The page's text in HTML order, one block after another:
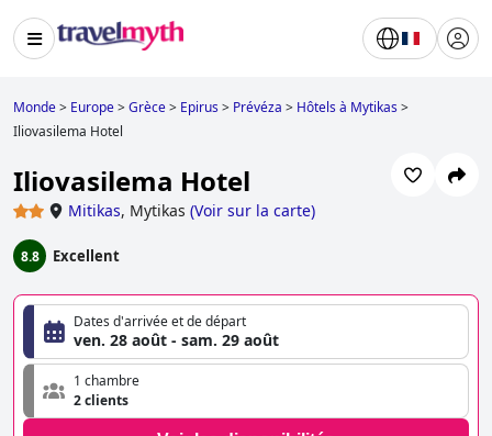
Monde> Europe>Grèce> Epirus> Prévéza > Hôtels à Mytikas>
Iliovasilema Hotel
Iliovasilema Hotel
Mitikas, Mytikas (Voir sur la carte)
8.8 Excellent
Dates d'arrivée et de départ
ven. 28 août - sam. 29 août
1 chambre
2 clients